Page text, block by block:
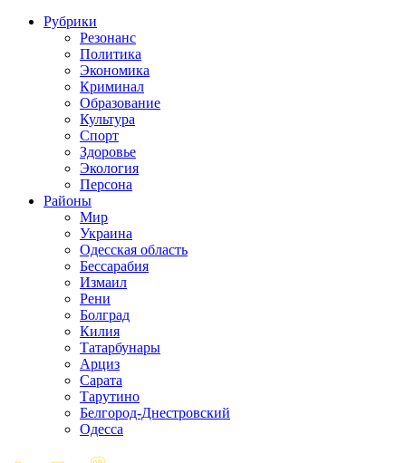
Рубрики
Резонанс
Политика
Экономика
Криминал
Образование
Культура
Спорт
Здоровье
Экология
Персона
Районы
Мир
Украина
Одесская область
Бессарабия
Измаил
Рени
Болград
Килия
Татарбунары
Арциз
Сарата
Тарутино
Белгород-Днестровский
Одесса